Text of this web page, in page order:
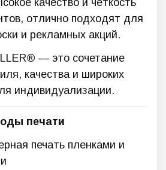
качество и чёткость
отлично подходят для
и рекламных акций.
— это сочетание
качества и широких
индивидуализации.
печати
печать пленками и